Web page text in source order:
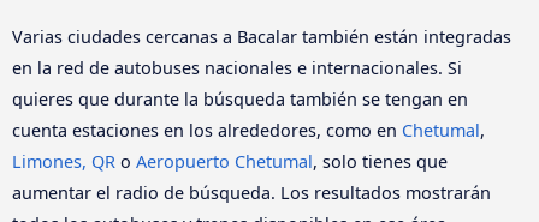
Varias ciudades cercanas a Bacalar también están integradas
en la red de autobuses nacionales e internacionales. Si
quieres que durante la búsqueda también se tengan en
cuenta estaciones en los alrededores, como en Chetumal,
Limones, QR o Aeropuerto Chetumal, solo tienes que
aumentar el radio de búsqueda. Los resultados mostrarán